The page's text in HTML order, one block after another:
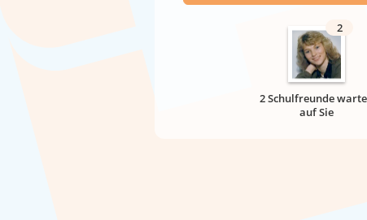
2
2 Schulfreunde
auf Sie